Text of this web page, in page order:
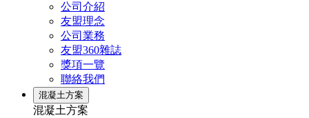
公司介紹
友盟理念
公司業務
友盟360雜誌
獎項一覽
聯絡我們
混凝土方案
混凝土方案